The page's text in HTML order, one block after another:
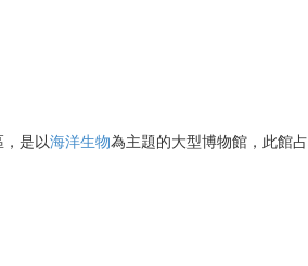
是以海洋生物為主題的大型博物館，此館